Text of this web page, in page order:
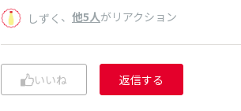
しずく 、 他5人がリアクション
いいね 返信する